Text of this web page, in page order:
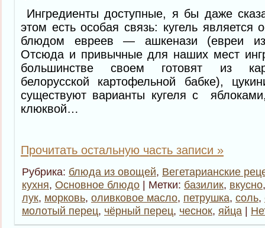
Ингредиенты доступные, я бы даже
этом есть особая связь: кугель является
блюдом евреев — ашкенази (евреи
Отсюда и привычные для наших мест
большинстве своем готовят из
белорусской картофельной бабке),
существуют варианты кугеля с
клюквой…
Прочитать остальную часть записи »
Рубрика: блюда из овощей, Вегетарианские
кухня, Основное блюдо | Метки: базилик, вкусно
лук, морковь, оливковое масло, петрушка, соль,
молотый перец, чёрный перец, чеснок, яйца |